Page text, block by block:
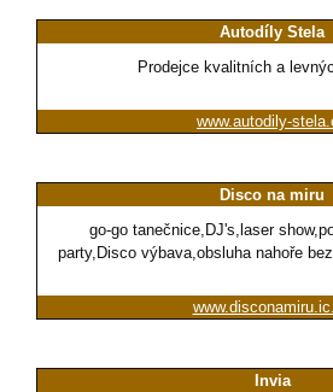
Autodíly Stela
Prodejce kvalitních a
www.autodily-
Disco na miru
go-go tanečnice,DJ's,laser
party,Disco výbava,obsluha nahoře
Invia